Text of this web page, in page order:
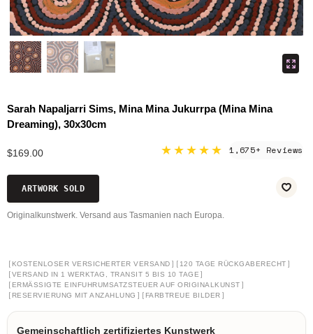
Sarah Napaljarri Sims, Mina Mina Jukurrpa (Mina Mina
Dreaming), 30x30cm
$169.00 ★★★★★ 1,675+ Reviews
ARTWORK SOLD
Originalkunstwerk. Versand aus Tasmanien nach Europa.
[ KOSTENLOSER VERSICHERTER VERSAND ] [ 120 TAGE RÜCKGABERECHT ]
[VERSAND IN 1 WERKTAG, TRANSIT 5 BIS 10 TAGE ]
[ ERMÄSSIGTE EINFUHRUMSATZSTEUER AUF ORIGINALKUNST
]
[ RESERVIERUNG MIT ANZAHLUNG ] [ FARBTREUE BILDER ]
Gemeinschaftlich zertifiziertes Kunstwerk